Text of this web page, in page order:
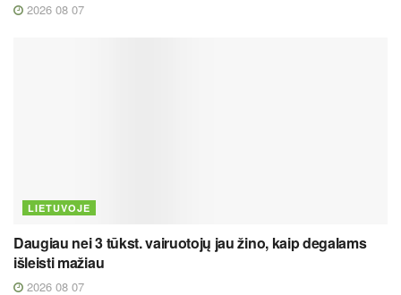
2026 08 07
LIETUVOJE
Daugiau nei 3 tūkst. vairuotojų jau žino, kaip degalams
išleisti mažiau
2026 08 07